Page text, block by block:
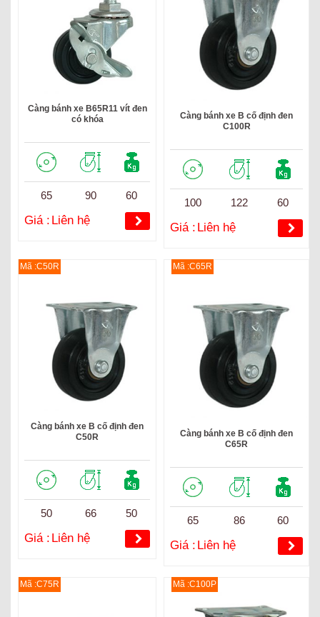
Càng bánh xe B65R11 vít đen
có khóa
65 90 60
Giá : Liên hệ
Càng bánh xe B cố định đen
C100R
100 122 60
Giá : Liên hệ
Mã :C50R
Càng bánh xe B cố định đen
C50R
50 66 50
Giá : Liên hệ
Mã :C65R
Càng bánh xe B cố định đen
C65R
65 86 60
Giá : Liên hệ
Mã :C75R Mã :C100P